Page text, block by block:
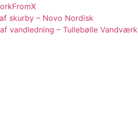
skurby – Novo Nordisk
vandledning – Tullebølle Vandværk